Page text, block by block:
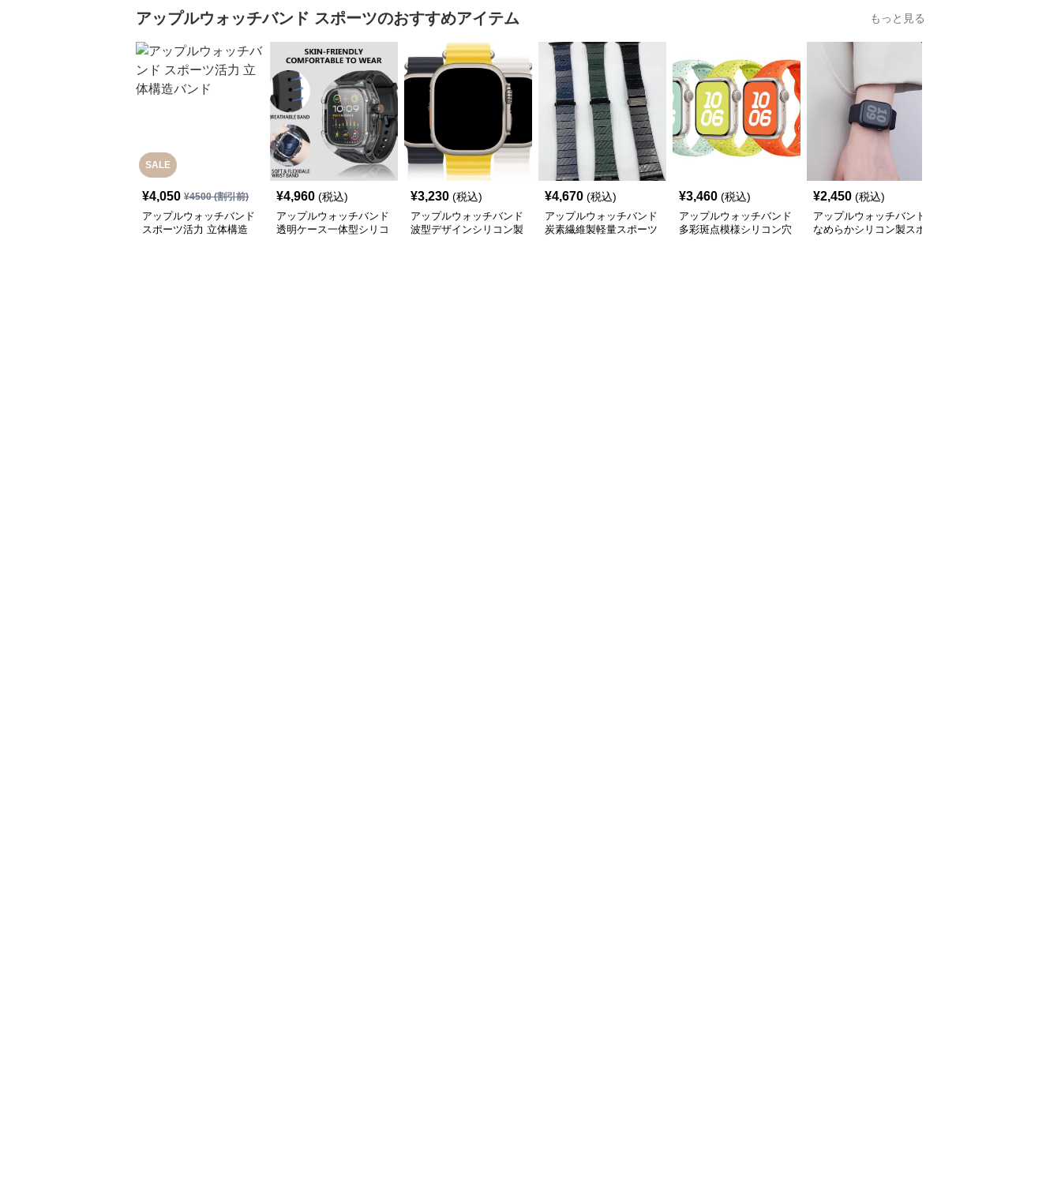
アップルウォッチバンド スポーツのおすすめアイテム もっと見る
SALE
¥4,050 ¥4500(割引前)
アップルウォッチバンド
スポーツ活力 立体構造
¥4,960 (税込)
アップルウォッチバンド
透明ケース一体型シリコ
¥3,230 (税込)
アップルウォッチバンド
波型デザインシリコン製
¥4,670 (税込)
アップルウォッチバンド
炭素繊維製軽量スポーツ
¥3,460 (税込)
アップルウォッチバンド
多彩斑点模様シリコン穴
¥2,450 (税込)
アップルウォッチバンド
なめらかシリコン製スポ